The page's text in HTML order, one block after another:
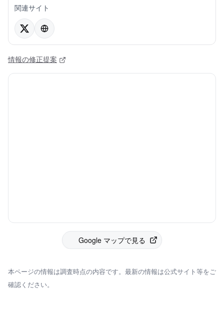
関連サイト
情報の修正提案
Google マップで見る
本ページの情報は調査時点の内容です。最新の情報は公式サイト等をご
確認ください。